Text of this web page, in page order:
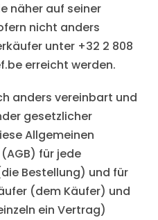
näher auf seiner
nicht anders
unter +32 2 808
erreicht werden.
anders vereinbart und
gesetzlicher
Allgemeinen
für jede
Bestellung) und für
(dem Käufer) und
ein Vertrag)